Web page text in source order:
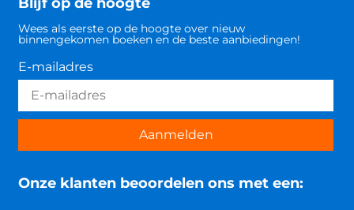
Wees als eerste op de hoogte over nieuw
binnengekomen boeken en de beste aanbiedingen!
E-mailadres
Aanmelden
Onze klanten beoordelen ons met een: